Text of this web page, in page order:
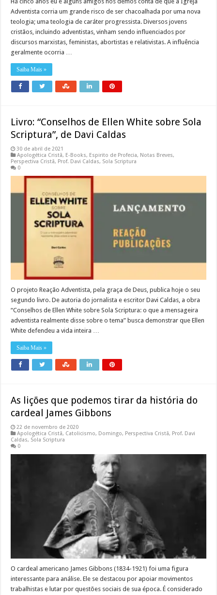
Adventista corria um grande risco de ser chacoalhada por uma nova
teologia; uma teologia de caráter progressista. Diversos jovens
cristãos, incluindo adventistas, vinham sendo influenciados por
discursos marxistas, feministas, abortistas e relativistas. A influência
geralmente ocorria …
Saiba Mais »
Livro: “Conselhos de Ellen White sobre Sola
Scriptura”, de Davi Caldas
30 de abril de 2021
Apologética Cristã, E-Books, Espirito de Profecia, Notas Breves,
Perspectiva Cristã, Prof. Davi Caldas, Sola Scriptura
0
O projeto Reação Adventista, pela graça de Deus, publica hoje o seu
segundo livro. De autoria do jornalista e escritor Davi Caldas, a obra
“Conselhos de Ellen White sobre Sola Scriptura: o que a mensageira
adventista realmente disse sobre o tema” busca demonstrar que Ellen
White defendeu a vida inteira …
Saiba Mais »
As lições que podemos tirar da história do
cardeal James Gibbons
22 de novembro de 2020
Apologética Cristã, Catolicismo, Domingo, Perspectiva Cristã, Prof. Davi
Caldas, Sola Scriptura
0
O cardeal americano James Gibbons (1834-1921) foi uma figura
interessante para análise. Ele se destacou por apoiar movimentos
trabalhistas e lutar por questões sociais de sua época. É considerado